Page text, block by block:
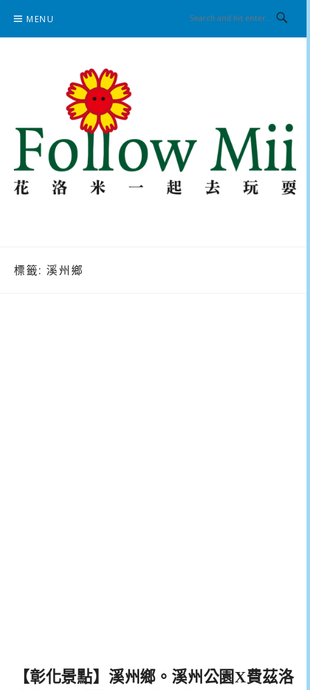
content
MENU
標籤: 溪州鄉
【彰化景點】溪州鄉。溪州公園X費茲洛